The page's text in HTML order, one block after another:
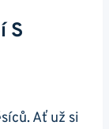
S⁤
Ať už si